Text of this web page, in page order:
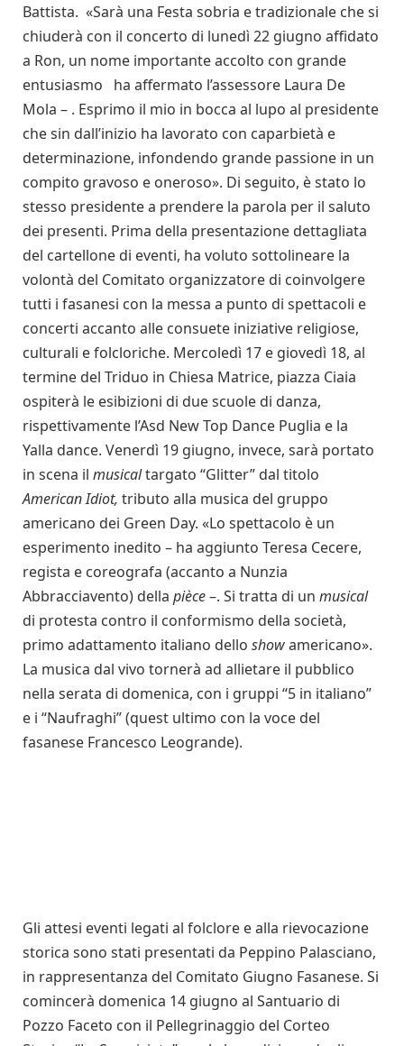
Battista. «Sarà una Festa sobria e tradizionale che si
chiuderà con il concerto di lunedì 22 giugno affidato
a Ron, un nome importante accolto con grande
entusiasmo ­ ha affermato l’assessore Laura De
Mola – . Esprimo il mio in bocca al lupo al presidente
che sin dall’inizio ha lavorato con caparbietà e
determinazione, infondendo grande passione in un
compito gravoso e oneroso». Di seguito, è stato lo
stesso presidente a prendere la parola per il saluto
dei presenti. Prima della presentazione dettagliata
del cartellone di eventi, ha voluto sottolineare la
volontà del Comitato organizzatore di coinvolgere
tutti i fasanesi con la messa a punto di spettacoli e
concerti accanto alle consuete iniziative religiose,
culturali e folcloriche. Mercoledì 17 e giovedì 18, al
termine del Triduo in Chiesa Matrice, piazza Ciaia
ospiterà le esibizioni di due scuole di danza,
rispettivamente l’Asd New Top Dance Puglia e la
Yalla dance. Venerdì 19 giugno, invece, sarà portato
in scena il musicaltargato “Glitter” dal titolo
American Idiot, tributo alla musica del gruppo
americano dei Green Day. «Lo spettacolo è un
esperimento inedito – ha aggiunto Teresa Cecere,
regista e coreografa (accanto a Nunzia
Abbracciavento) della pièce–. Si tratta di un musical
di protesta contro il conformismo della società,
primo adattamento italiano dello showamericano».
La musica dal vivo tornerà ad allietare il pubblico
nella serata di domenica, con i gruppi “5 in italiano”
e i “Naufraghi” (quest ultimo con la voce del
fasanese Francesco Leogrande).
Gli attesi eventi legati al folclore e alla rievocazione
storica sono stati presentati da Peppino Palasciano,
in rappresentanza del Comitato Giugno Fasanese. Si
comincerà domenica 14 giugno al Santuario di
Pozzo Faceto con il Pellegrinaggio del Corteo